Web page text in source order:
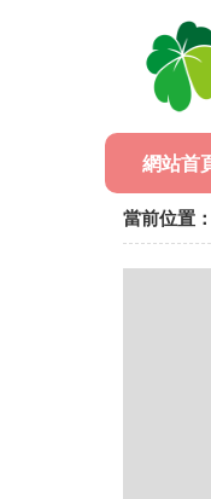
網站首
當前位置：